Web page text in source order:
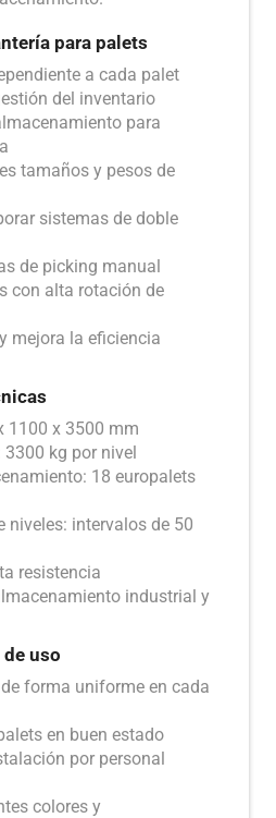
para palets
a cada palet
del inventario
para
tamaños y pesos de
sistemas de doble
de picking manual
con alta rotación de
mejora la eficiencia
1100 x 3500 mm
3300 kg por nivel
18 europalets
niveles: intervalos de 50
resistencia
industrial y
uso
forma uniforme en cada
en buen estado
por personal
colores y